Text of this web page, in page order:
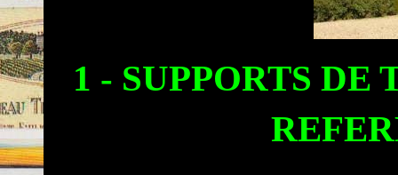
1 - SUPPORTS DE